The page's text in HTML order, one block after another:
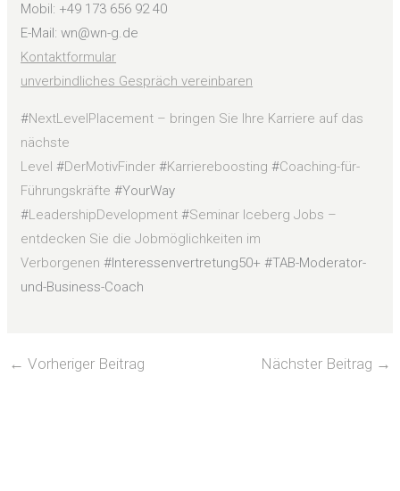
Mobil: +49 173 656 92 40
E-Mail: wn@wn-g.de
Kontaktformular
unverbindliches Gespräch vereinbaren
#NextLevelPlacement – bringen Sie Ihre Karriere auf das
nächste
Level #DerMotivFinder #Karriereboosting #Coaching-für-
Führungskräfte #YourWay
#LeadershipDevelopment #Seminar Iceberg Jobs –
entdecken Sie die Jobmöglichkeiten im
Verborgenen #Interessenvertretung50+ #TAB-Moderator-
und-Business-Coach
← Vorheriger Beitrag Nächster Beitrag →